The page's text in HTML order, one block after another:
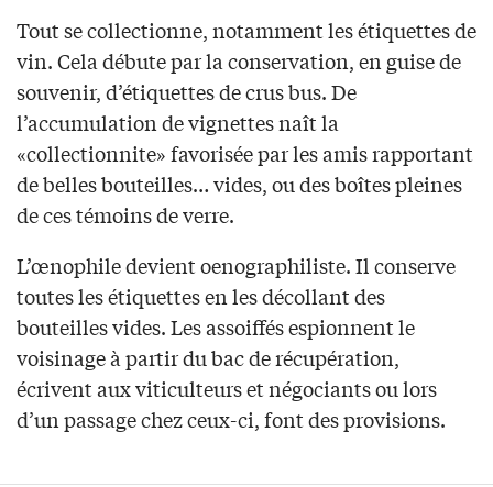
Tout se collectionne, notamment les étiquettes de
vin. Cela débute par la conservation, en guise de
souvenir, d’étiquettes de crus bus. De
l’accumulation de vignettes naît la
«collectionnite» favorisée par les amis rapportant
de belles bouteilles… vides, ou des boîtes pleines
de ces témoins de verre.
L’œnophile devient oenographiliste. Il conserve
toutes les étiquettes en les décollant des
bouteilles vides. Les assoiffés espionnent le
voisinage à partir du bac de récupération,
écrivent aux viticulteurs et négociants ou lors
d’un passage chez ceux-ci, font des provisions.